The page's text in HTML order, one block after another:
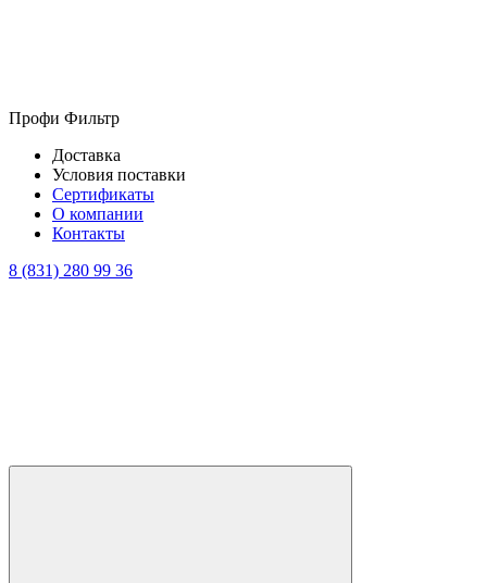
Профи Фильтр
Доставка
Условия поставки
Сертификаты
О компании
Контакты
8 (831) 280 99 36